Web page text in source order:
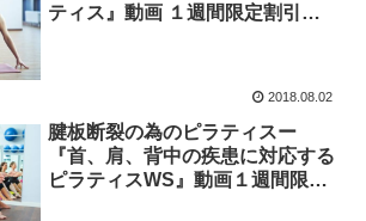
ティス』動画 １週間限定割引終
2018.08.02
腱板断裂の為のピラティスー
『首、肩、背中の疾患に対応する
ピラティスWS』動画１週間限定